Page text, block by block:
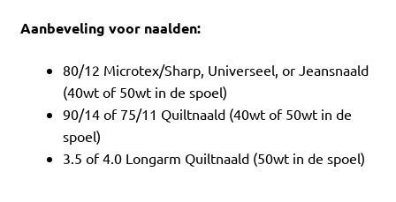
Aanbeveling voor naalden:
80/12 Microtex/Sharp, Universeel, or Jeansnaald
(40wt of 50wt in de spoel)
90/14 of 75/11 Quiltnaald (40wt of 50wt in de
spoel)
3.5 of 4.0 Longarm Quiltnaald (50wt in de spoel)